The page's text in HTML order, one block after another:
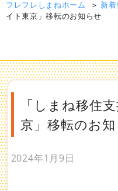
フレフレしまねホーム 新
イト東京」移転のお知らせ
「しまね移住
京」移転のお
2024年1月9日